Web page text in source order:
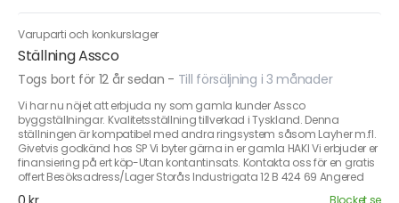
Varuparti och konkurslager
Ställning Assco
Togs bort för 12 år sedan - Till försäljning i 3 månader
Vi har nu nöjet att erbjuda ny som gamla kunder Assco
byggställningar. Kvalitetsställning tillverkad i Tyskland. Denna
ställningen är kompatibel med andra ringsystem såsom Layher m.fl.
Givetvis godkänd hos SP Vi byter gärna in er gamla HAKI Vi erbjuder er
finansiering på ert köp-Utan kontantinsats. Kontakta oss för en gratis
offert Besöksadress/Lager Storås Industrigata 12 B 424 69 Angered